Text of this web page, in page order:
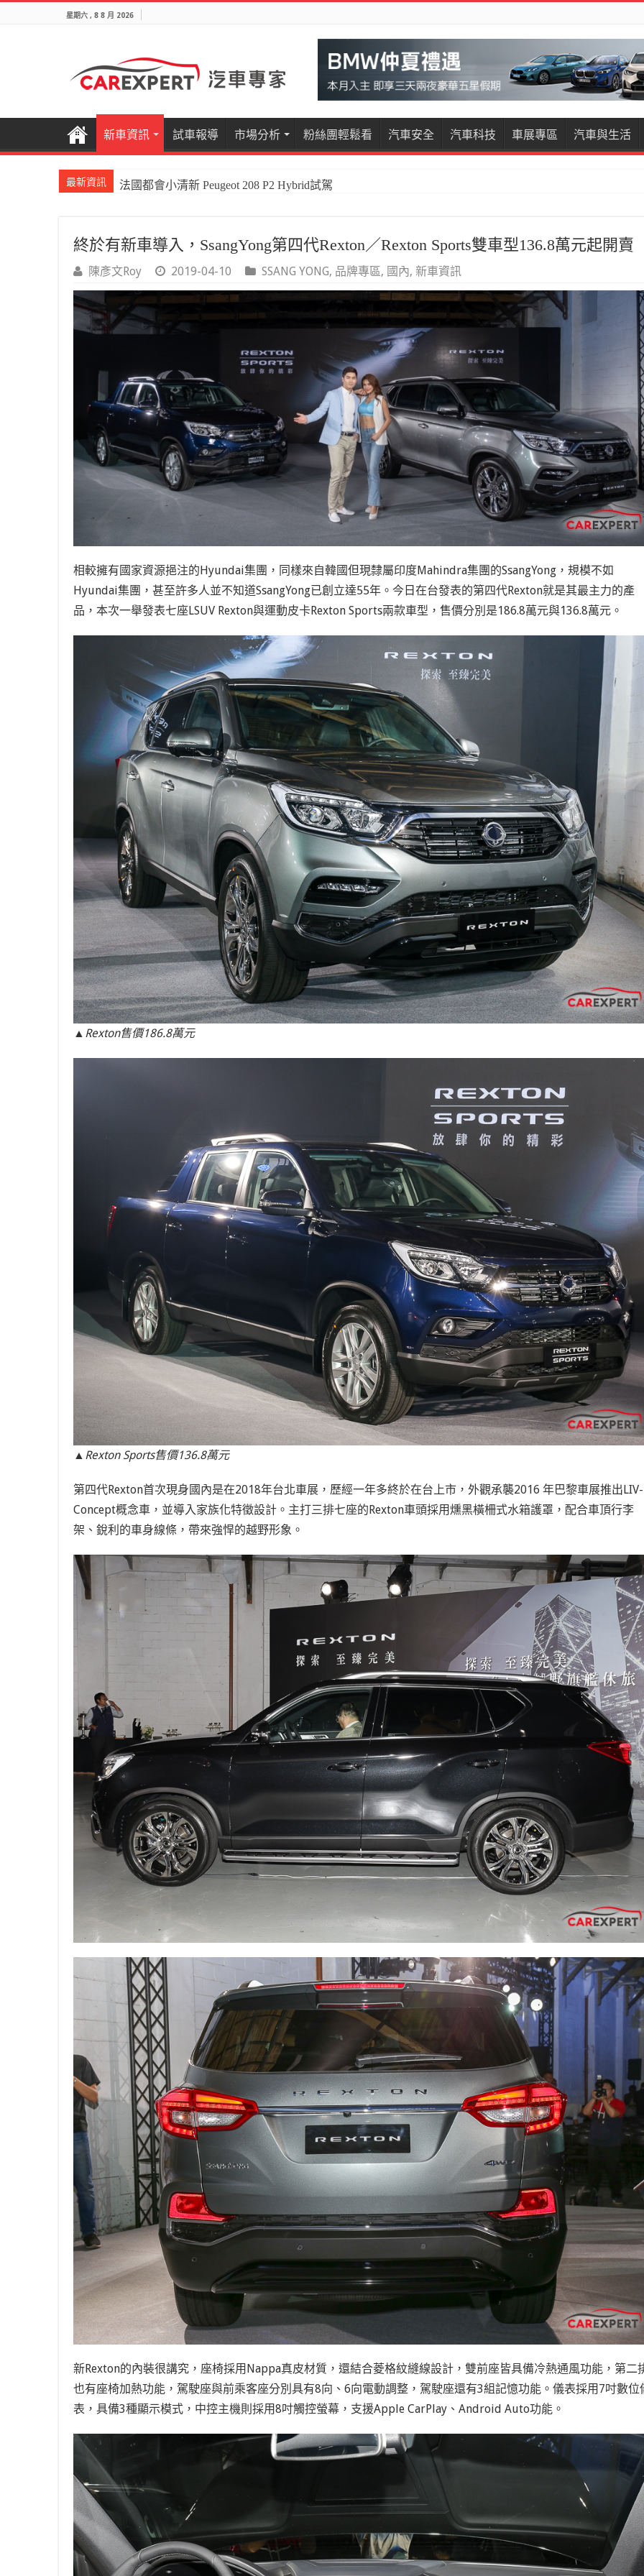
星期六 , 8 8 月 2026
新車資訊 試車報導 市場分析 粉絲團輕鬆看 汽車安全 汽車科技 車展專區 汽車與生活
最新資訊 國產電油休旅新王者Honda CR-V e:HEV Prestige試駕
終於有新車導入，SsangYong第四代Rexton／Rexton Sports雙車型136.8萬元起開賣
陳彥文Roy 2019-04-10 SSANG YONG, 品牌專區, 國內, 新車資訊
相較擁有國家資源挹注的Hyundai集團，同樣來自韓國但現隸屬印度Mahindra集團的SsangYong，規模不如
Hyundai集團，甚至許多人並不知道SsangYong已創立達55年。今日在台發表的第四代Rexton就是其最主力的產
品，本次一舉發表七座LSUV Rexton與運動皮卡Rexton Sports兩款車型，售價分別是186.8萬元與136.8萬元。
▲Rexton售價186.8萬元
▲Rexton Sports售價136.8萬元
第四代Rexton首次現身國內是在2018年台北車展，歷經一年多終於在台上市，外觀承襲2016 年巴黎車展推出
Concept概念車，並導入家族化特徵設計。主打三排七座的Rexton車頭採用燻黑橫柵式水箱護罩，配合車頂行李
架、銳利的車身線條，帶來強悍的越野形象。
新Rexton的內裝很講究，座椅採用Nappa真皮材質，還結合菱格紋縫線設計，雙前座皆具備冷熱通風功能，第二
也有座椅加熱功能，駕駛座與前乘客座分別具有8向、6向電動調整，駕駛座還有3組記憶功能。儀表採用7吋數位
表，具備3種顯示模式，中控主機則採用8吋觸控螢幕，支援Apple CarPlay、Android Auto功能。